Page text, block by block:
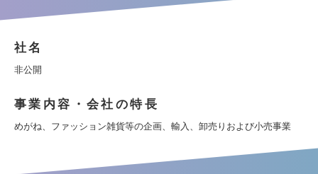
社名
非公開
事業内容・会社の特長
めがね、ファッション雑貨等の企画、輸入、卸売りおよび小売事業